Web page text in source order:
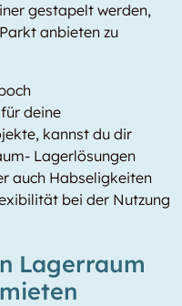
gestapelt werden,
anbieten zu
deine
kannst du dir
Lagerlösungen
auch Habseligkeiten
bei der Nutzung
Lagerraum